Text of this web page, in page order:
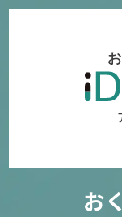
お